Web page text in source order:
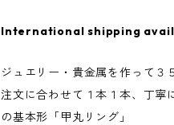
International shipping
ジュエリー・貴金属を作って３
注文に合わせて１本１本、丁寧
の基本形「甲丸リング」